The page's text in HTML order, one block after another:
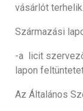
vásárlót terhelik.
Származási
-a licit
lapon
Az Általános